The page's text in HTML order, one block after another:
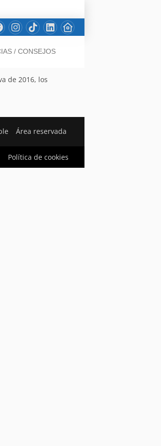
/ CONSEJOS
de 2016, los
Área reservada
Política de cookies